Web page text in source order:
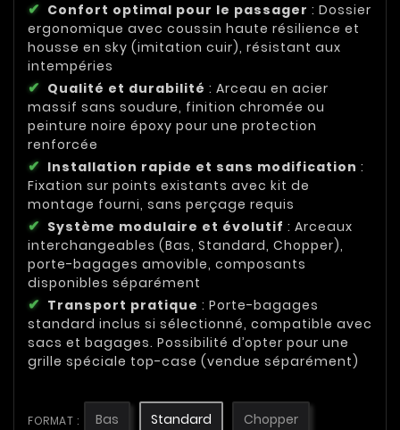
Confort optimal pour le passager : Dossier
ergonomique avec coussin haute résilience et
housse en sky (imitation cuir), résistant aux
intempéries
Qualité et durabilité : Arceau en acier
massif sans soudure, finition chromée ou
peinture noire époxy pour une protection
renforcée
Installation rapide et sans modification :
Fixation sur points existants avec kit de
montage fourni, sans perçage requis
Système modulaire et évolutif : Arceaux
interchangeables (Bas, Standard, Chopper),
porte-bagages amovible, composants
disponibles séparément
Transport pratique : Porte-bagages
standard inclus si sélectionné, compatible avec
sacs et bagages. Possibilité d’opter pour une
grille spéciale top-case (vendue séparément)
FORMAT : Bas Standard Chopper